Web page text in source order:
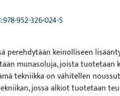
952-326-024-5
perehdytään keinolliseen
munasoluja, joista tuotetaan
tekniikka on vähitellen
jossa alkiot tuotetaan